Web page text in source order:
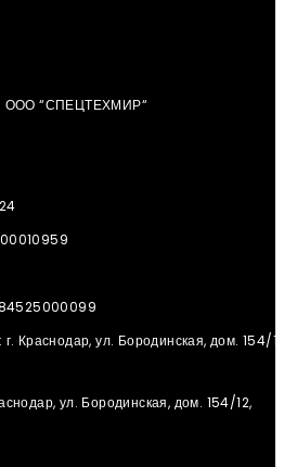
ООО “СПЕЦТЕХМИР“
Краснодар, ул. Бородинская, дом. 154/
ул. Бородинская, дом. 154/12,